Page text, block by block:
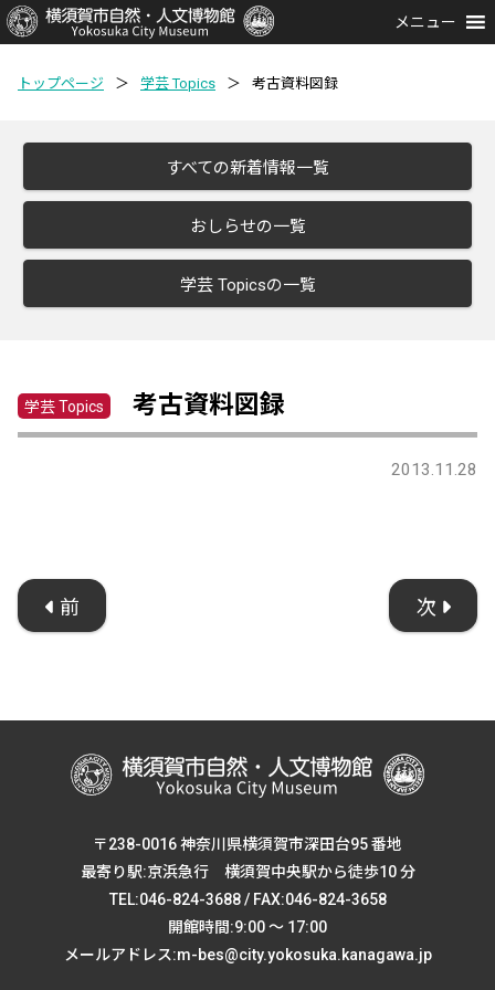
メニュー
トップページ ＞ 学芸 Topics ＞ 考古資料図録
すべての新着情報一覧
おしらせの一覧
学芸 Topicsの一覧
学芸 Topics 考古資料図録
2013.11.28
前 次
〒238-0016 神奈川県横須賀市深田台95 番地
最寄り駅:京浜急行 横須賀中央駅から徒歩10 分
TEL:046-824-3688 / FAX:046-824-3658
開館時間:9:00 ～ 17:00
メールアドレス:m-bes@city.yokosuka.kanagawa.jp